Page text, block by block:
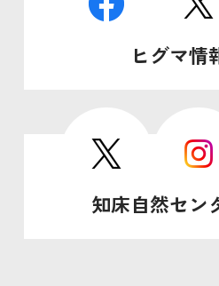
ヒグマ情
知床自然セン